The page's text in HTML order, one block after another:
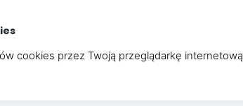
cookies przez Twoją przeglądarkę internetową